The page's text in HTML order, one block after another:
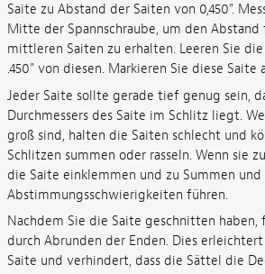
Saite zu Abstand der Saiten von 0,450".
Mitte der Spannschraube, um den
mittleren Saiten zu erhalten. Leeren Sie
.450" von diesen. Markieren Sie diese Saite
Jeder Saite sollte gerade tief genug sein,
Durchmessers des Saite im Schlitz liegt.
groß sind, halten die Saiten schlecht und
Schlitzen summen oder rasseln. Wenn sie
die Saite einklemmen und zu Summen und
Abstimmungsschwierigkeiten führen.
Nachdem Sie die Saite geschnitten
durch Abrunden der Enden. Dies
Saite und verhindert, dass die Sättel die